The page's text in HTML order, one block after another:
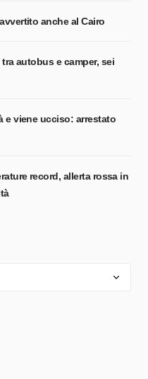
anche al Cairo
autobus e camper, sei
viene ucciso: arrestato
record, allerta rossa in